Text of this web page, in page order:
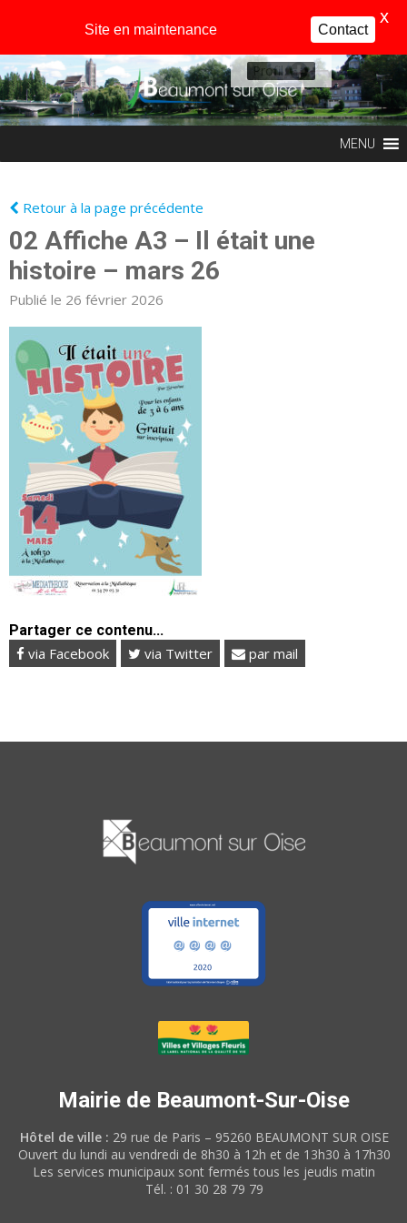
Profil
MENU
Retour à la page précédente
02 Affiche A3 – Il était une
histoire – mars 26
Publié le 26 février 2026
Partager ce contenu...
via Facebook via Twitter par mail
Mairie de Beaumont-Sur-Oise
Hôtel de ville : 29 rue de Paris – 95260 BEAUMONT SUR OISE
Ouvert du lundi au vendredi de 8h30 à 12h et de 13h30 à 17h30
Les services municipaux sont fermés tous les jeudis matin
Tél. : 01 30 28 79 79
Site en maintenance Contact
X